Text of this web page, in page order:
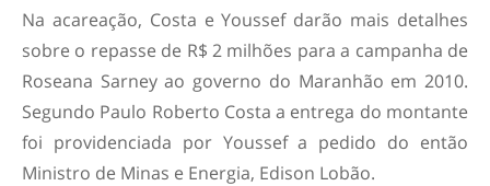
Na acareação, Costa e Youssef darão mais detalhes
sobre o repasse de R$ 2 milhões para a campanha de
Roseana Sarney ao governo do Maranhão em 2010.
Segundo Paulo Roberto Costa a entrega do montante
foi providenciada por Youssef a pedido do então
Ministro de Minas e Energia, Edison Lobão.